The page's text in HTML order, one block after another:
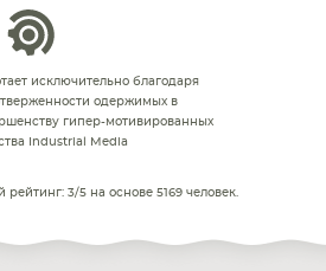
исключительно благодаря
одержимых в
гипер-мотивированных
Industrial Media
рейтинг: 3/5 на основе 5169 человек.